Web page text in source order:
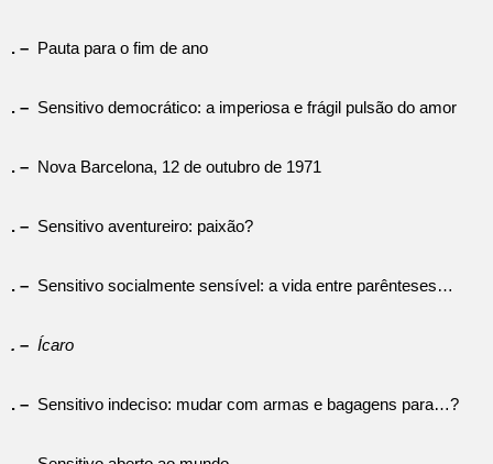
. – Pauta para o fim de ano
. – Sensitivo democrático: a imperiosa e frágil pulsão do amor
. – Nova Barcelona, 12 de outubro de 1971
. – Sensitivo aventureiro: paixão?
. – Sensitivo socialmente sensível: a vida entre parênteses…
. – Ícaro
. – Sensitivo indeciso: mudar com armas e bagagens para…?